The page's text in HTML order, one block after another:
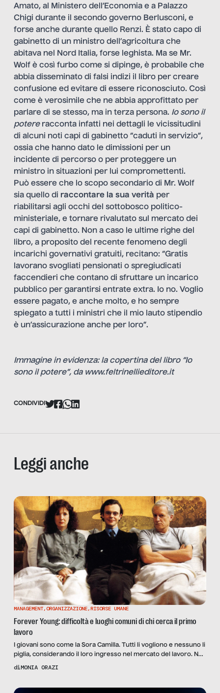
Amato, al Ministero dell’Economia e a Palazzo
Chigi durante il secondo governo Berlusconi, e
forse anche durante quello Renzi. È stato capo di
gabinetto di un ministro dell’agricoltura che
abitava nel Nord Italia, forse leghista. Ma se Mr.
Wolf è così furbo come si dipinge, è probabile che
abbia disseminato di falsi indizi il libro per creare
confusione ed evitare di essere riconosciuto. Così
come è verosimile che ne abbia approfittato per
parlare di se stesso, ma in terza persona. Io sono il
potereracconta infatti nei dettagli le vicissitudini
di alcuni noti capi di gabinetto “caduti in servizio”,
ossia che hanno dato le dimissioni per un
incidente di percorso o per proteggere un
ministro in situazioni per lui compromettenti.
Può essere che lo scopo secondario di Mr. Wolf
sia quello di raccontare la sua verità per
riabilitarsi agli occhi del sottobosco politico-
ministeriale, e tornare rivalutato sul mercato dei
capi di gabinetto. Non a caso le ultime righe del
libro, a proposito del recente fenomeno degli
incarichi governativi gratuiti, recitano: “Gratis
lavorano svogliati pensionati o spregiudicati
faccendieri che contano di sfruttare un incarico
pubblico per garantirsi entrate extra. Io no. Voglio
essere pagato, e anche molto, e ho sempre
spiegato a tutti i ministri che il mio lauto stipendio
è un’assicurazione anche per loro”.
Immagine in evidenza: la copertina del libro “Io
sono il potere”, da www.feltrinellieditore.it
CONDIVIDI
Leggi anche
MANAGEMENT,ORGANIZZAZIONE,RISORSE UMANE
Forever Young: difficoltà e luoghi comuni di chi cerca il primo
lavoro
I giovani sono come la Sora Camilla. Tutti li vogliono e nessuno li
piglia, considerando il loro ingresso nel mercato del lavoro. Nel
2015 il 64,1 per cento delle aziende italiane ha inserito al proprio
diMONIA ORAZI